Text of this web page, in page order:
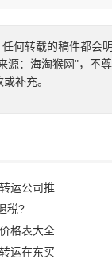
何转载的稿件都会
源：海淘猴网"，不
补充。
运公司推
税?
格表大全
运在东买